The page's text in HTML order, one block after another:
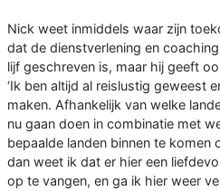
Nick weet inmiddels waar zijn
dat de dienstverlening en
lijf geschreven is, maar hij geeft
‘Ik ben altijd al reislustig geweest
maken. Afhankelijk van welke
nu gaan doen in combinatie met
bepaalde landen binnen te komen
dan weet ik dat er hier een
op te vangen, en ga ik hier weer